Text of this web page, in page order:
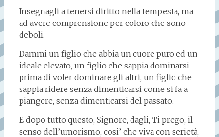
Insegnagli a tenersi diritto nella tempesta, ma
ad avere comprensione per coloro che sono
deboli.
Dammi un figlio che abbia un cuore puro ed un
ideale elevato, un figlio che sappia dominarsi
prima di voler dominare gli altri, un figlio che
sappia ridere senza dimenticarsi come si fa a
piangere, senza dimenticarsi del passato.
E dopo tutto questo, Signore, dagli, Ti prego, il
senso dell’umorismo, cosi’ che viva con serietà,